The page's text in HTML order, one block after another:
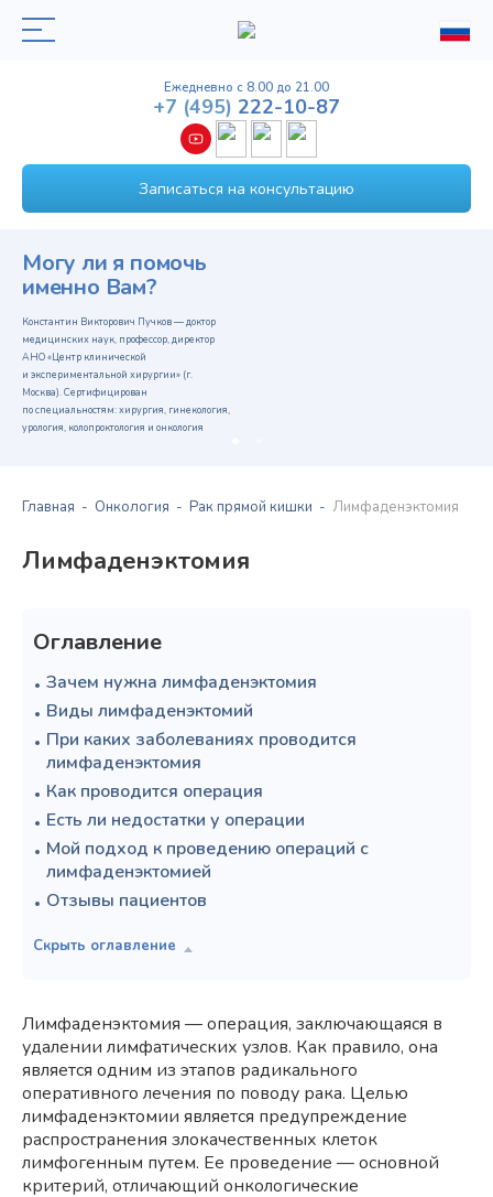
Ежедневно с 8.00 до 21.00
Записаться на консультацию
+7 (495) 222-10-87
Могу ли я помочь
именно Вам?
Константин Викторович Пучков — доктор
медицинских наук, профессор, директор
АНО «Центр клинической
и экспериментальной хирургии» (г.
Москва). Сертифицирован
по специальностям: хирургия, гинекология,
урология, колопроктология и онкология
Главная Онкология Рак прямой кишки Лимфаденэктомия
Лимфаденэктомия
Оглавление
Зачем нужна лимфаденэктомия
Виды лимфаденэктомий
При каких заболеваниях проводится
лимфаденэктомия
Как проводится операция
Есть ли недостатки у операции
Мой подход к проведению операций с
лимфаденэктомией
Отзывы пациентов
Лимфаденэктомия — операция, заключающаяся в
удалении лимфатических узлов. Как правило, она
является одним из этапов радикального
оперативного лечения по поводу рака. Целью
лимфаденэктомии является предупреждение
распространения злокачественных клеток
лимфогенным путем. Ее проведение — основной
критерий, отличающий онкологические